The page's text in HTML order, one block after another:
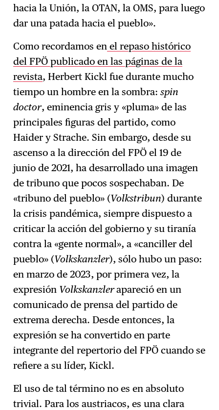
hacia la Unión, la OTAN, la OMS, para luego
dar una patada hacia el pueblo».
Como recordamos en el repaso histórico
del FPÖ publicado en las páginas de la
revista, Herbert Kickl fue durante mucho
tiempo un hombre en la sombra:spin
doctor, eminencia gris y «pluma» de las
principales figuras del partido, como
Haider y Strache. Sin embargo, desde su
ascenso a la dirección del FPÖ el 19 de
junio de 2021, ha desarrollado una imagen
de tribuno que pocos sospechaban. De
«tribuno del pueblo» (Volkstribun) durante
la crisis pandémica, siempre dispuesto a
criticar la acción del gobierno y su tiranía
contra la «gente normal», a «canciller del
pueblo» (Volkskanzler), sólo hubo un paso:
en marzo de 2023, por primera vez, la
expresión Volkskanzlerapareció en un
comunicado de prensa del partido de
extrema derecha. Desde entonces, la
expresión se ha convertido en parte
integrante del repertorio del FPÖ cuando se
refiere a su líder, Kickl.
El uso de tal término no es en absoluto
trivial. Para los austriacos, es una clara